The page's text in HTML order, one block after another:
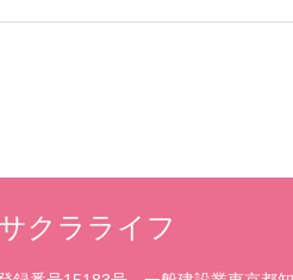
クラライフ